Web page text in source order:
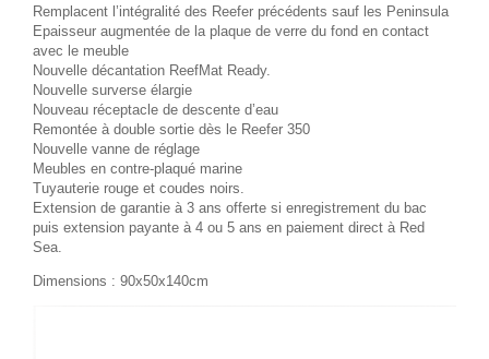
Remplacent l’intégralité des Reefer précédents sauf les Peninsula
Epaisseur augmentée de la plaque de verre du fond en contact
avec le meuble
Nouvelle décantation ReefMat Ready.
Nouvelle surverse élargie
Nouveau réceptacle de descente d’eau
Remontée à double sortie dès le Reefer 350
Nouvelle vanne de réglage
Meubles en contre-plaqué marine
Tuyauterie rouge et coudes noirs.
Extension de garantie à 3 ans offerte si enregistrement du bac
puis extension payante à 4 ou 5 ans en paiement direct à Red
Sea.
Dimensions : 90x50x140cm